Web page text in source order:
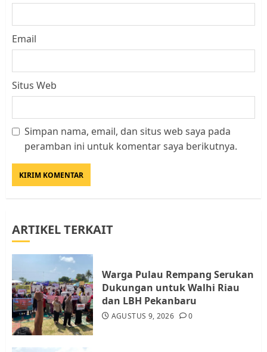
Email
Situs Web
Simpan nama, email, dan situs web saya pada
peramban ini untuk komentar saya berikutnya.
ARTIKEL TERKAIT
Warga Pulau Rempang Serukan
Dukungan untuk Walhi Riau
dan LBH Pekanbaru
AGUSTUS 9, 2026 0
Kader Pajak jadi Penghubung
4
JULI 21, 2026 0